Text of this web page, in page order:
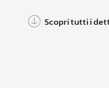
Scopri tutti i